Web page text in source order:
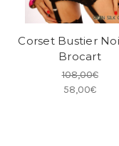
Corset Bustier
Brocart
108,00€
58,00€